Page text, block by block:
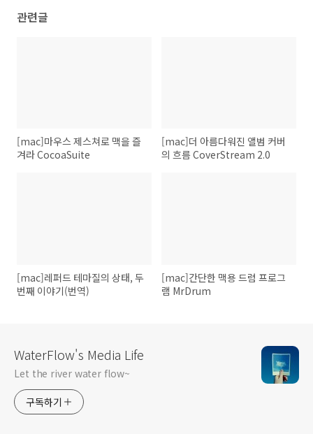
관련글
[mac]마우스 제스쳐로 맥을 즐
겨라 CocoaSuite
[mac]더 아름다워진 앨범 커버
의 흐름 CoverStream 2.0
[mac]레퍼드 테마질의 상태, 두
번째 이야기(번역)
[mac]간단한 맥용 드럼 프로그
램 MrDrum
WaterFlow's Media Life
Let the river water flow~
구독하기